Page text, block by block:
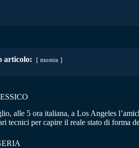
articolo: mostra
alle 5 ora italiana, a Los Angeles
tecnici per capire il reale stato di forma